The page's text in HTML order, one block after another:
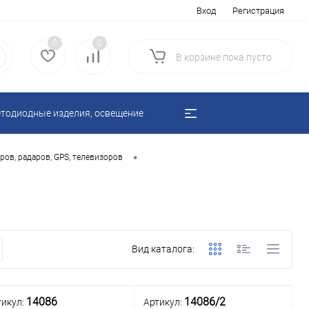
Вход Регистрация
0 0
В корзине пока пусто
изделия, освещение
радаров, GPS, телевизоров •
Вид каталога:
14086 Артикул: 14086/2